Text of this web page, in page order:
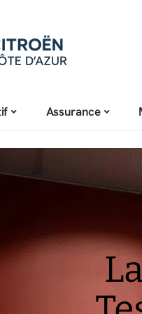
Assurance